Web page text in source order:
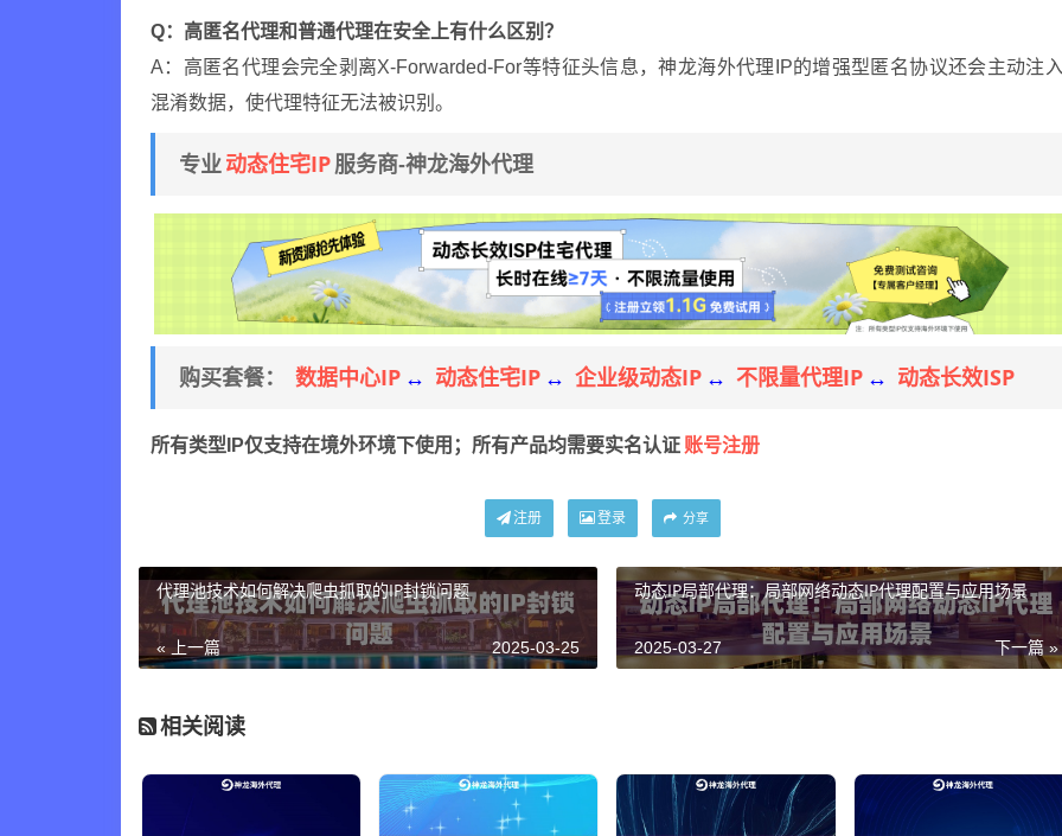
Q：高匿名代理和普通代理在安全上有什么区别？
A：高匿名代理会完全剥离X-Forwarded-For等特征头信息，神龙海外代理IP的增强型匿名协议还会主动注
混淆数据，使代理特征无法被识别。
专业 动态住宅IP 服务商-神龙海外代理
购买套餐： 数据中心IP ↔ 动态住宅IP ↔ 企业级动态IP ↔ 不限量代理IP ↔ 动态长效ISP
所有类型IP仅支持在境外环境下使用；所有产品均需要实名认证 账号注册
注册 登录 分享
代理池技术如何解决爬虫抓取的IP封锁问题
« 上一篇 2025-03-25
动态IP局部代理：局部网络动态IP代理配置与应用场景
下一篇 »
2025-03-27
相关阅读